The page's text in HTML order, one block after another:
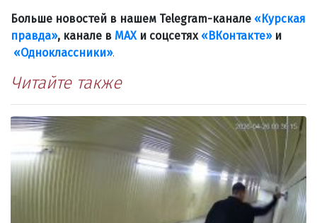
Больше новостей в нашем Telegram-канале «Курская
правда», канале в МАХи соцсетях «ВКонтакте»и
«Одноклассники».
Читайте также